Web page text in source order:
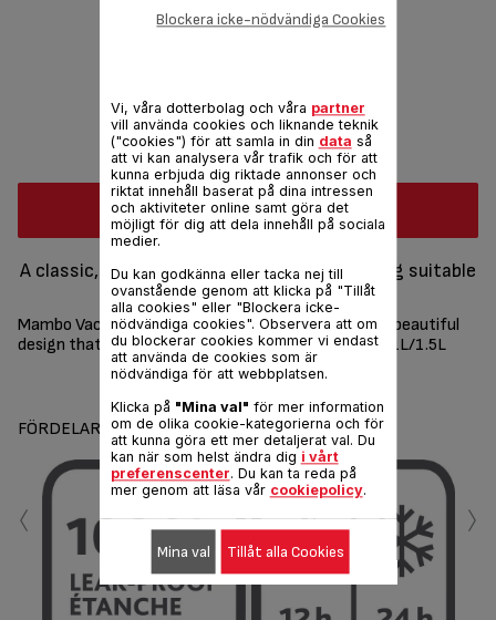
Köp online
A classic, colorful and easy to use vacuum jug suitable
for any occasion.
Mambo Vacuum Jug. The perfect vacuum jug with a beautiful
design that is easy to use for any occasion. 2 sizes : 1L/1.5L
Dela
FÖRDELAR
‹ ›
Vi, våra dotterbolag och våra partner
vill använda cookies och liknande teknik
("cookies") för att samla in din data så
att vi kan analysera vår trafik och för att
kunna erbjuda dig riktade annonser och
riktat innehåll baserat på dina intressen
och aktiviteter online samt göra det
möjligt för dig att dela innehåll på sociala
medier.
Du kan godkänna eller tacka nej till
ovanstående genom att klicka på "Tillåt
alla cookies" eller "Blockera icke-
nödvändiga cookies". Observera att om
du blockerar cookies kommer vi endast
att använda de cookies som är
nödvändiga för att webbplatsen.
Klicka på "Mina val" för mer information
om de olika cookie-kategorierna och för
att kunna göra ett mer detaljerat val. Du
kan när som helst ändra dig i vårt
preferenscenter. Du kan ta reda på
mer genom att läsa vår cookiepolicy.
Blockera icke-nödvändiga Cookies
Mina val Tillåt alla Cookies